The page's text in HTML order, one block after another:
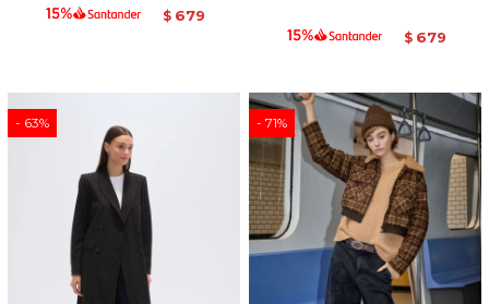
$ 679
$ 679
63 71